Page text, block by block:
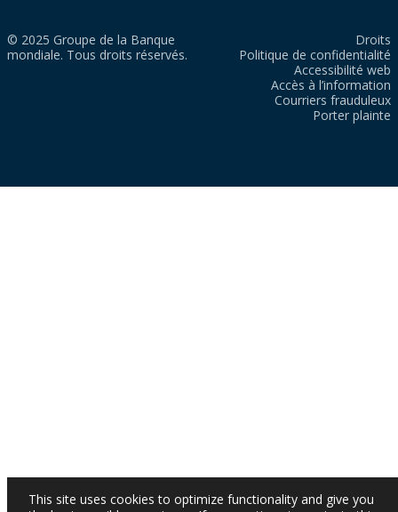
© 2025 Groupe de la Banque
mondiale. Tous droits réservés.
Droits
Politique de confidentialité
Accessibilité web
Accès à l’information
Courriers frauduleux
Porter plainte
This site uses cookies to optimize functionality and give you